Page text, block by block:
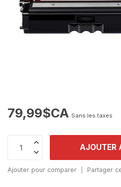
79,99$CA Sans les taxes
AJOUTER
Ajouter pour comparer Partager